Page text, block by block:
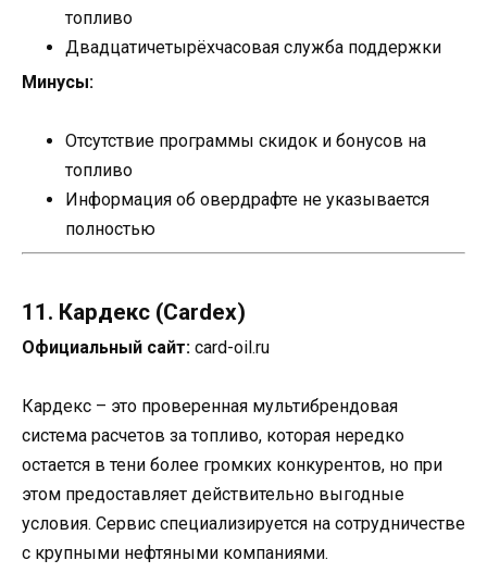
топливо
Двадцатичетырёхчасовая служба поддержки
Минусы:
Отсутствие программы скидок и бонусов на
топливо
Информация об овердрафте не указывается
полностью
11. Кардекс (Cardex)
Официальный сайт: card-oil.ru
Кардекс – это проверенная мультибрендовая
система расчетов за топливо, которая нередко
остается в тени более громких конкурентов, но при
этом предоставляет действительно выгодные
условия. Сервис специализируется на сотрудничестве
с крупными нефтяными компаниями.